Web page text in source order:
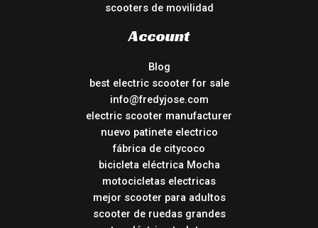
scooters de movilidad
Account
Blog
best electric scooter for sale
info@fredyjose.com
electric scooter manufacturer
nuevo patinete electrico
fábrica de citycoco
bicicleta eléctrica Mocha
motocicletas electricas
mejor scooter para adultos
scooter de ruedas grandes